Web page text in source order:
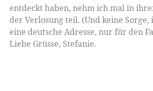
entdeckt haben, nehm ich mal in
der Verlosung teil. (Und keine Sorge,
eine deutsche Adresse, nur für den
Liebe Grüsse, Stefanie.